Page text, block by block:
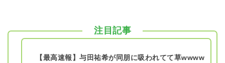
注目記事
【最高速報】与田祐希が同朋に吸われてて草wwww